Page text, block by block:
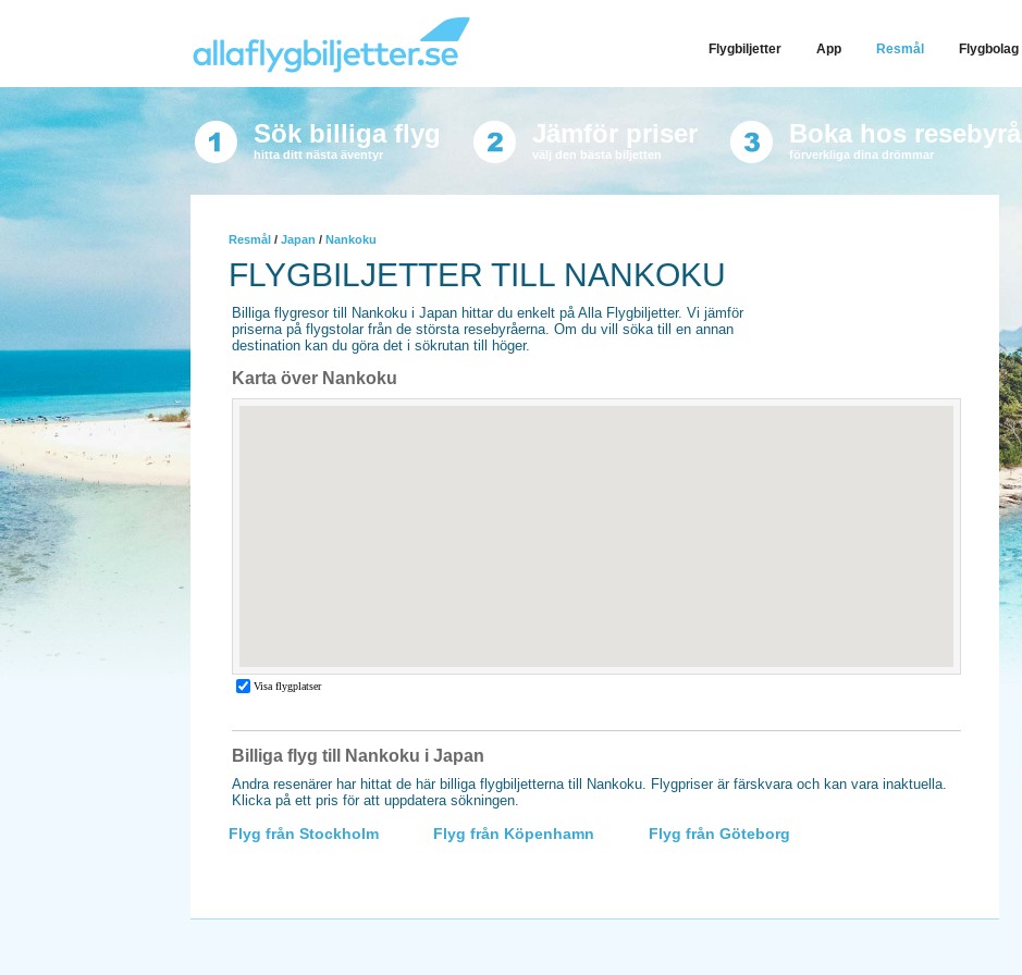
Flygbiljetter App Resmål Flygbolag
Sök billiga flyg
hitta ditt nästa äventyr
Jämför priser
välj den bästa biljetten
Boka hos resebyrå
förverkliga dina drömmar
Resmål / Japan / Nankoku
FLYGBILJETTER TILL NANKOKU
Billiga flygresor till Nankoku i Japan hittar du enkelt på Alla Flygbiljetter. Vi jämför
priserna på flygstolar från de största resebyråerna. Om du vill söka till en annan
destination kan du göra det i sökrutan till höger.
Karta över Nankoku
Billiga flyg till Nankoku i Japan
Andra resenärer har hittat de här billiga flygbiljetterna till Nankoku. Flygpriser är färskvara och kan vara inaktuella.
Klicka på ett pris för att uppdatera sökningen.
Flyg från Stockholm Flyg från Köpenhamn Flyg från Göteborg